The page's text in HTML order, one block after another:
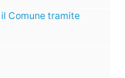
Comune tramite